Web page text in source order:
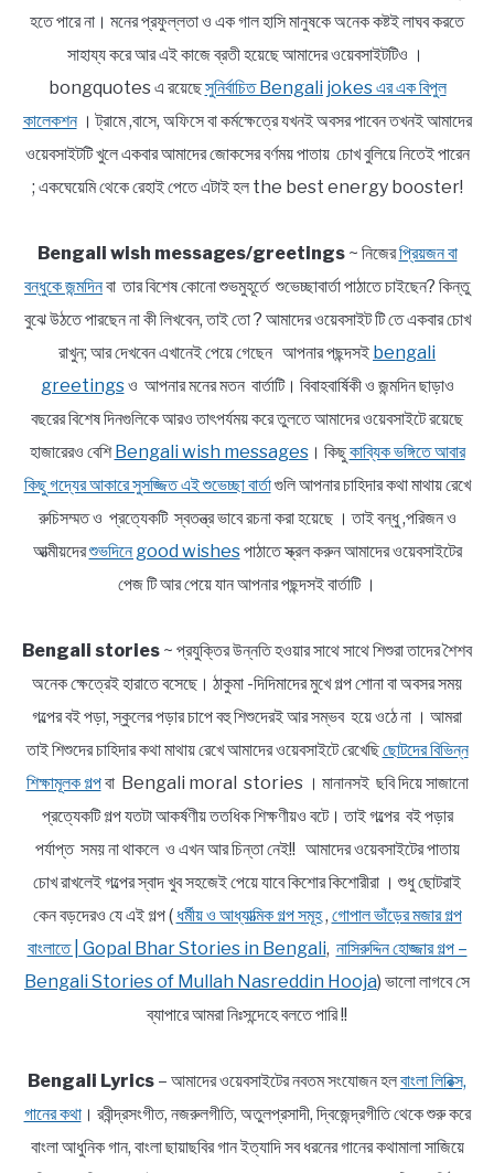
হতে পারে না। মনের প্রফুল্লতা ও এক গাল হাসি মানুষকে অনেক কষ্টই লাঘব করতে
সাহায্য করে আর এই কাজে ব্রতী হয়েছে আমাদের ওয়েবসাইটটিও ।
bongquotes এ রয়েছেসুনির্বাচিত Bengali jokes এর এক বিপুল
কালেকশন। ট্রামে ,বাসে, অফিসে বা কর্মক্ষেত্রে যখনই অবসর পাবেন তখনই আমাদের
ওয়েবসাইটটি খুলে একবার আমাদের জোকসের বর্ণময় পাতায় চোখ বুলিয়ে নিতেই পারেন
; একঘেয়েমি থেকে রেহাই পেতে এটাই হল the best energy booster!
Bengali wish messages/greetings~ নিজেরপ্রিয়জন বা
বন্ধুকে জন্মদিনবা তার বিশেষ কোনো শুভমুহূর্তে শুভেচ্ছাবার্তা পাঠাতে চাইছেন? কিন্তু
বুঝে উঠতে পারছেন না কী লিখবেন, তাই তো ? আমাদের ওয়েবসাইট টি তে একবার চোখ
রাখুন; আর দেখবেন এখানেই পেয়ে গেছেন আপনার পছন্দসই bengali
greetingsও আপনার মনের মতন বার্তাটি। বিবাহবার্ষিকী ও জন্মদিন ছাড়াও
বছরের বিশেষ দিনগুলিকে আরও তাৎপর্যময় করে তুলতে আমাদের ওয়েবসাইটে রয়েছে
হাজারেরও বেশিBengali wish messages। কিছুকাব্যিক ভঙ্গিতে আবার
কিছু গদ্যের আকারে সুসজ্জিত এই শুভেচ্ছা বার্তাগুলি আপনার চাহিদার কথা মাথায় রেখে
রুচিসম্মত ও প্রত্যেকটি স্বতন্ত্র ভাবে রচনা করা হয়েছে । তাই বন্ধু ,পরিজন ও
আত্মীয়দেরশুভদিনে good wishesপাঠাতে স্ক্রল করুন আমাদের ওয়েবসাইটের
পেজ টি আর পেয়ে যান আপনার পছন্দসই বার্তাটি ।
Bengali stories ~ প্রযুক্তির উন্নতি হওয়ার সাথে সাথে শিশুরা তাদের শৈশব
অনেক ক্ষেত্রেই হারাতে বসেছে। ঠাকুমা -দিদিমাদের মুখে গল্প শোনা বা অবসর সময়
গল্পের বই পড়া, স্কুলের পড়ার চাপে বহু শিশুদেরই আর সম্ভব হয়ে ওঠে না । আমরা
তাই শিশুদের চাহিদার কথা মাথায় রেখে আমাদের ওয়েবসাইটে রেখেছিছোটদের বিভিন্ন
শিক্ষামূলক গল্পবা Bengali moral stories । মানানসই ছবি দিয়ে সাজানো
প্রত্যেকটি গল্প যতটা আকর্ষণীয় ততধিক শিক্ষণীয়ও বটে। তাই গল্পের বই পড়ার
পর্যাপ্ত সময় না থাকলে ও এখন আর চিন্তা নেই!! আমাদের ওয়েবসাইটের পাতায়
চোখ রাখলেই গল্পের স্বাদ খুব সহজেই পেয়ে যাবে কিশোর কিশোরীরা । শুধু ছোটরাই
কেন বড়দেরও যে এই গল্প ( ধর্মীয় ও আধ্যাত্মিক গল্প সমূহ, গোপাল ভাঁড়ের মজার গল্প
বাংলাতে | Gopal Bhar Stories in Bengali, নাসিরুদ্দিন হোজ্জার গল্প –
Bengali Stories of Mullah Nasreddin Hooja) ভালো লাগবে সে
ব্যাপারে আমরা নিঃসন্দেহে বলতে পারি !!
Bengali Lyrics – আমাদের ওয়েবসাইটের নবতম সংযোজন হলবাংলা লিরিক্স,
গানের কথা। রবীন্দ্রসংগীত, নজরুলগীতি, অতুলপ্রসাদী, দ্বিজেন্দ্রগীতি থেকে শুরু করে
বাংলা আধুনিক গান, বাংলা ছায়াছবির গান ইত্যাদি সব ধরনের গানের কথামালা সাজিয়ে